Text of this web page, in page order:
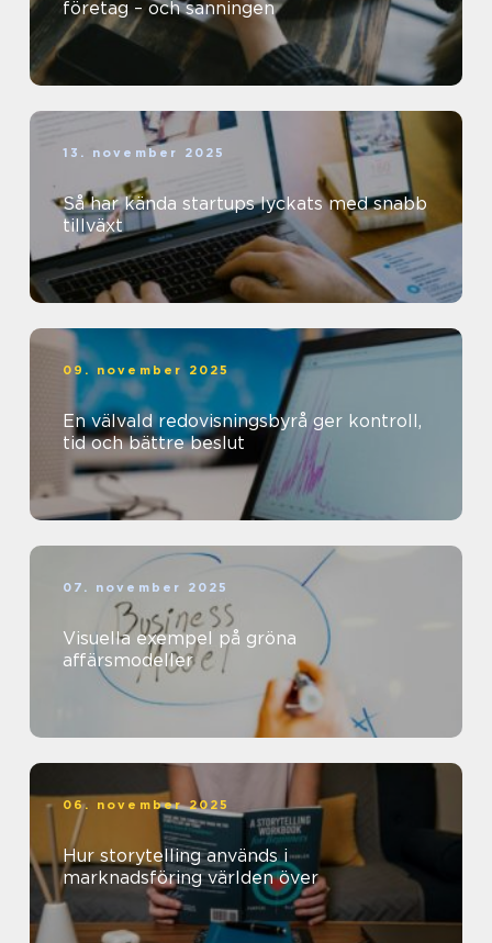
företag – och sanningen
13. november 2025
Så har kända startups lyckats med snabb
tillväxt
09. november 2025
En välvald redovisningsbyrå ger kontroll,
tid och bättre beslut
07. november 2025
Visuella exempel på gröna
affärsmodeller
06. november 2025
Hur storytelling används i
marknadsföring världen över